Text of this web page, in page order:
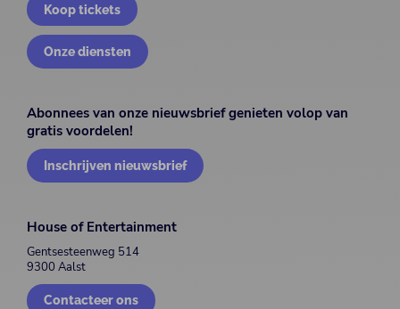
Koop tickets
Onze diensten
Abonnees van onze nieuwsbrief genieten volop van
gratis voordelen!
Inschrijven nieuwsbrief
House of Entertainment
Gentsesteenweg 514
9300 Aalst
Contacteer ons